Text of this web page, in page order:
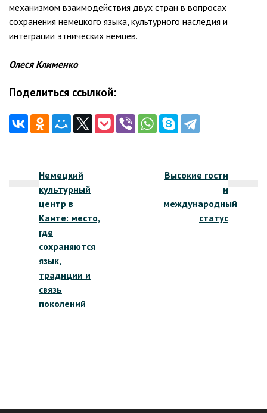
механизмом взаимодействия двух стран в вопросах
сохранения немецкого языка, культурного наследия и
интеграции этнических немцев.
Олеся Клименко
Поделиться ссылкой:
записям
Немецкий
культурный
центр в
Канте: место,
где
сохраняются
язык,
традиции и
связь
поколений
Высокие гости
и
международный
статус